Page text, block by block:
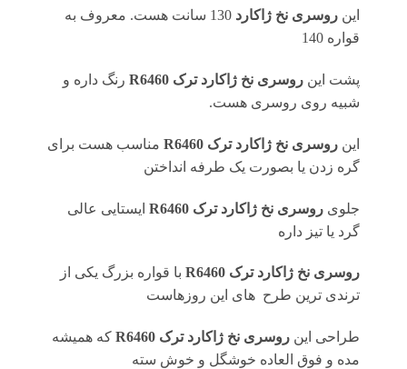
این روسری نخ ژاکارد
130 سانت هست. معروف به
قواره 140
پشت این روسری نخ ژاکارد ترک R6460
رنگ داره و
شبیه روی روسری هست.
این روسری نخ ژاکارد ترک R6460
مناسب هست برای
گره زدن یا بصورت یک طرفه انداختن
جلوی روسری نخ ژاکارد ترک R6460
ایستایی عالی
گرد یا تیز داره
روسری نخ ژاکارد ترک R6460
با قواره بزرگ یکی از
ترندی ترین طرح های این روزهاست
طراحی این روسری نخ ژاکارد ترک R6460
که همیشه
مده و فوق العاده خوشگل و خوش سته